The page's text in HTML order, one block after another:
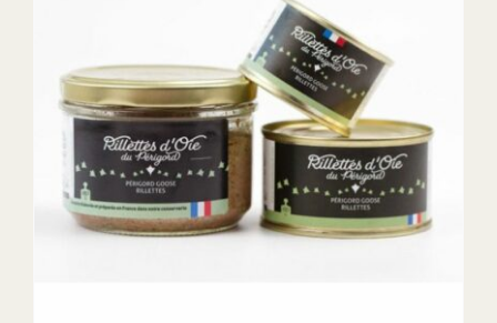
DETAILS